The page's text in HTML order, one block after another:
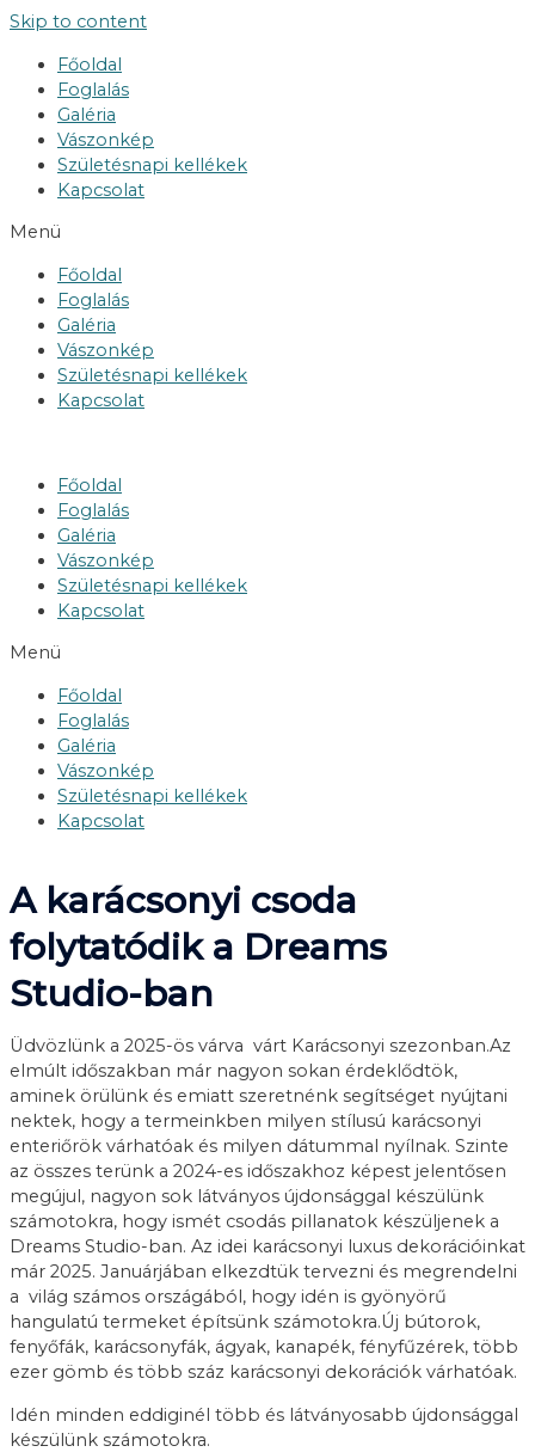
Skip to content
Főoldal
Foglalás
Galéria
Vászonkép
Születésnapi kellékek
Kapcsolat
Menü
Főoldal
Foglalás
Galéria
Vászonkép
Születésnapi kellékek
Kapcsolat
Főoldal
Foglalás
Galéria
Vászonkép
Születésnapi kellékek
Kapcsolat
Menü
Főoldal
Foglalás
Galéria
Vászonkép
Születésnapi kellékek
Kapcsolat
A karácsonyi csoda
folytatódik a Dreams
Studio-ban
Üdvözlünk a 2025-ös várva várt Karácsonyi szezonban.Az
elmúlt időszakban már nagyon sokan érdeklődtök,
aminek örülünk és emiatt szeretnénk segítséget nyújtani
nektek, hogy a termeinkben milyen stílusú karácsonyi
enteriőrök várhatóak és milyen dátummal nyílnak. Szinte
az összes terünk a 2024-es időszakhoz képest jelentősen
megújul, nagyon sok látványos újdonsággal készülünk
számotokra, hogy ismét csodás pillanatok készüljenek a
Dreams Studio-ban. Az idei karácsonyi luxus dekorációinkat
már 2025. Januárjában elkezdtük tervezni és megrendelni
a világ számos országából, hogy idén is gyönyörű
hangulatú termeket építsünk számotokra.Új bútorok,
fenyőfák, karácsonyfák, ágyak, kanapék, fényfűzérek, több
ezer gömb és több száz karácsonyi dekorációk várhatóak.
Idén minden eddiginél több és látványosabb újdonsággal
készülünk számotokra.